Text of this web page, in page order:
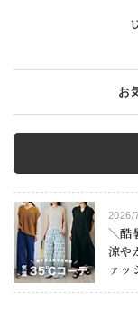
お
2026/
＼酷
涼や
ァッ